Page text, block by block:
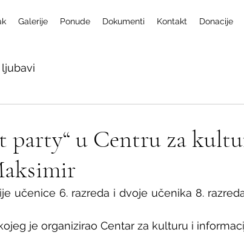
Galerije Ponude Dokumenti Kontakt Donacije
party“ u Centru za
učenice 6. razreda i dvoje učenika 8.
je organizirao Centar za kulturu i